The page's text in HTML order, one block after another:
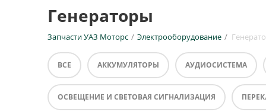
Генераторы
Запчасти УАЗ Моторс / Электрооборудование /
ВСЕ АККУМУЛЯТОРЫ АУДИОСИСТЕМА
ОСВЕЩЕНИЕ И СВЕТОВАЯ СИГНАЛИЗАЦИЯ